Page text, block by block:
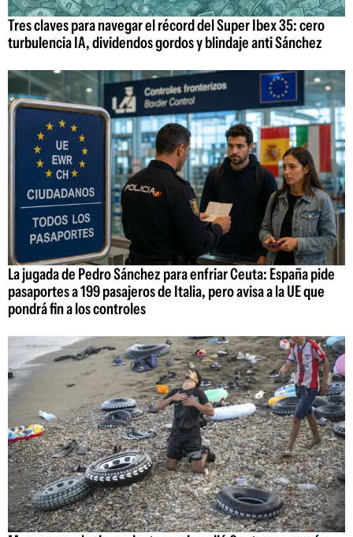
Tres claves para navegar el récord del Super Ibex 35: cero
turbulencia IA, dividendos gordos y blindaje anti Sánchez
La jugada de Pedro Sánchez para enfriar Ceuta: España pide
pasaportes a 199 pasajeros de Italia, pero avisa a la UE que
pondrá fin a los controles